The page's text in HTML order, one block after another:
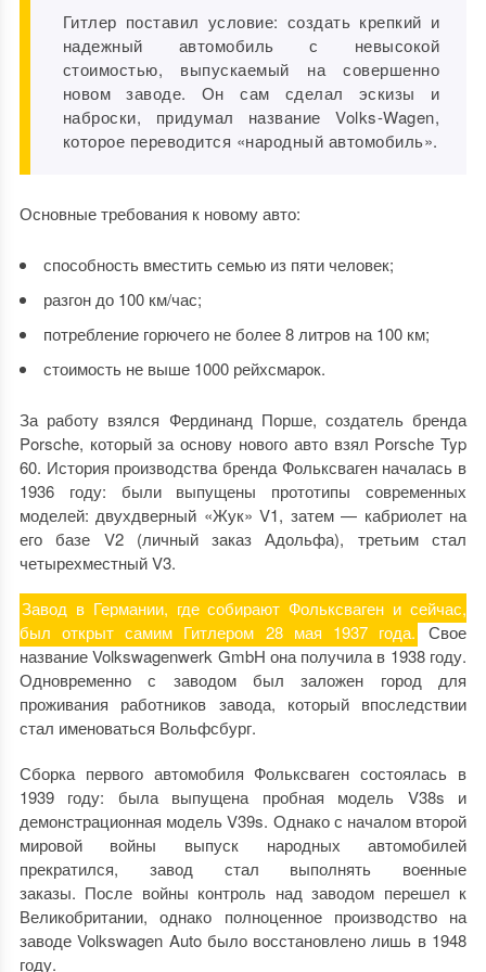
Гитлер поставил условие: создать крепкий и
надежный автомобиль с невысокой
стоимостью, выпускаемый на совершенно
новом заводе. Он сам сделал эскизы и
наброски, придумал название Volks-Wagen,
которое переводится «народный автомобиль».
Основные требования к новому авто:
способность вместить семью из пяти человек;
разгон до 100 км/час;
потребление горючего не более 8 литров на 100 км;
стоимость не выше 1000 рейхсмарок.
За работу взялся Фердинанд Порше, создатель бренда
Porsche, который за основу нового авто взял Porsche Typ
60. История производства бренда Фольксваген началась в
1936 году: были выпущены прототипы современных
моделей: двухдверный «Жук» V1, затем — кабриолет на
его базе V2 (личный заказ Адольфа), третьим стал
четырехместный V3.
Завод в Германии, где собирают Фольксваген и сейчас,
был открыт самим Гитлером 28 мая 1937 года.
Свое
название Volkswagenwerk GmbH она получила в 1938 году.
Одновременно с заводом был заложен город для
проживания работников завода, который впоследствии
стал именоваться Вольфсбург.
Сборка первого автомобиля Фольксваген состоялась в
1939 году: была выпущена пробная модель V38s и
демонстрационная модель V39s. Однако с началом второй
мировой войны выпуск народных автомобилей
прекратился, завод стал выполнять военные
заказы. После войны контроль над заводом перешел к
Великобритании, однако полноценное производство на
заводе Volkswagen Auto было восстановлено лишь в 1948
году.